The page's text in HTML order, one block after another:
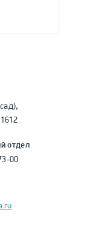
отдел
00